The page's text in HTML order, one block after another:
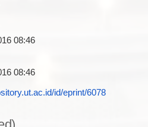
08:46
08:46
id/eprint/6078